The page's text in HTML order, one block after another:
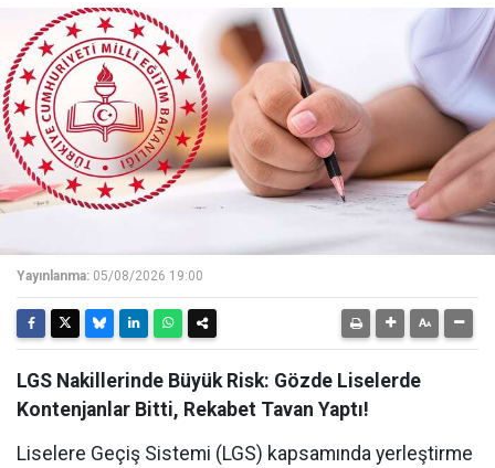
Yayınlanma: 05/08/2026 19:00
LGS Nakillerinde Büyük Risk: Gözde Liselerde
Kontenjanlar Bitti, Rekabet Tavan Yaptı!
Liselere Geçiş Sistemi (LGS) kapsamında yerleştirme